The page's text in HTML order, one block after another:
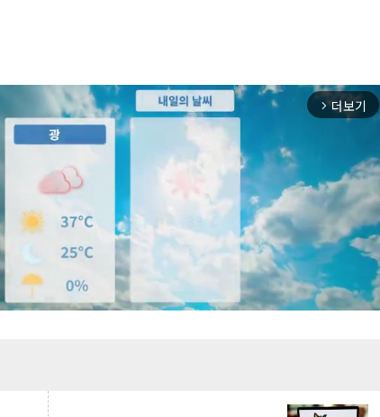
arrow_forward_ios 더보기